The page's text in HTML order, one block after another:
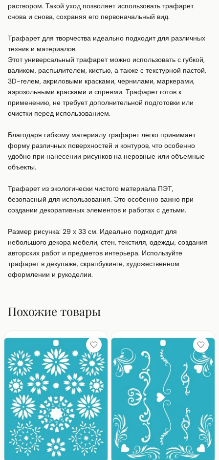
раствором. Такой уход позволяет использовать трафарет
снова и снова, сохраняя его первоначальный вид.
Трафарет для творчества идеально подходит для различных
техник и материалов.
Этот универсальный трафарет можно использовать с губкой,
валиком, распылителем, кистью, а также с текстурной пастой,
3D-гелем, акриловыми красками, чернилами, маркерами,
аэрозольными красками и спреями. Трафарет готов к
применению, не требует дополнительной подготовки или
очистки перед использованием.
Благодаря гибкому материалу трафарет легко принимает
форму различных поверхностей и контуров, что особенно
удобно при нанесении рисунков на неровные или объемные
объекты.
Трафарет из экологически чистого материала ПЭТ,
безопасный для использования. Это особенно важно при
создании декоративных элементов и работах с детьми.
Размер рисунка: 29 х 33 см. Идеально подходит для
небольшого декора мебели, стен, текстиля, одежды, создания
авторских работ и предметов интерьера. Используйте
трафарет в декупаже, скрапбукинге, художественном
оформлении и рукоделии.
Похожие товары